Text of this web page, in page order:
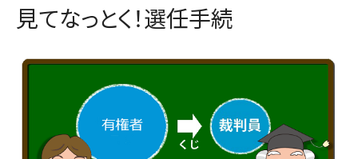
見てなっとく！選任手続